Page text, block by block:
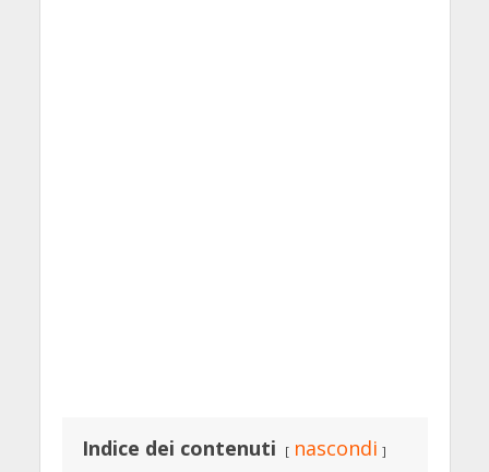
Indice dei contenuti
nascondi